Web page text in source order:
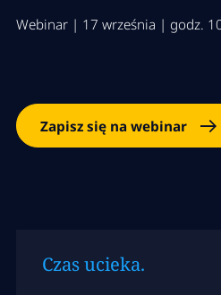
Webinar | 17 września | godz.
Zapisz się na webinar
Czas ucieka.